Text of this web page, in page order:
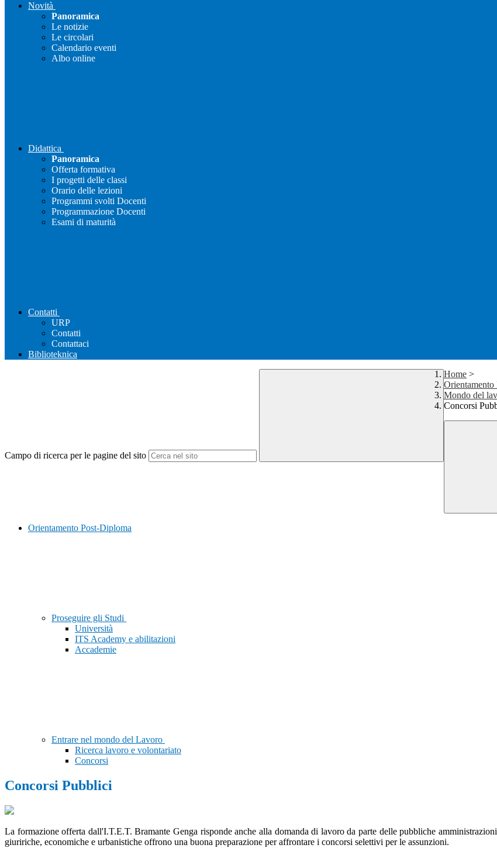
Novità
Panoramica
Le notizie
Le circolari
Calendario eventi
Albo online
Didattica
Panoramica
Offerta formativa
I progetti delle classi
Orario delle lezioni
Programmi svolti Docenti
Programmazione Docenti
Esami di maturità
Contatti
URP
Contatti
Contattaci
Biblioteknica
Campo di ricerca per le pagine del sito
Home >
Orientamento
Mondo del
Concorsi
Orientamento Post-Diploma
Proseguire gli Studi
Università
ITS Academy e abilitazioni
Accademie
Entrare nel mondo del Lavoro
Ricerca lavoro e volontariato
Concorsi
Concorsi Pubblici
La formazione offerta dall'I.T.E.T. Bramante Genga risponde anche alla domanda di lavoro da parte delle pubbliche
giuririche, economiche e urbanistiche offrono una buona preparazione per affrontare i concorsi selettivi per le assunzioni.